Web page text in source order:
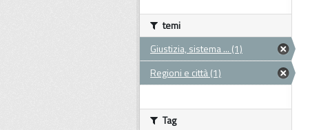
temi
Giustizia, sistema ... (1)
Regioni e città (1)
Tag